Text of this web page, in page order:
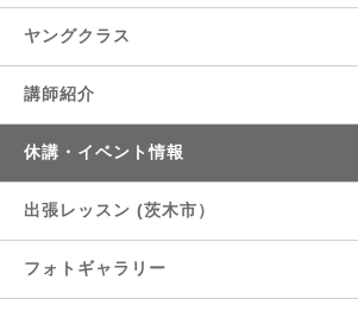
ヤングクラス
講師紹介
休講・イベント情報
出張レッスン (茨木市）
フォトギャラリー